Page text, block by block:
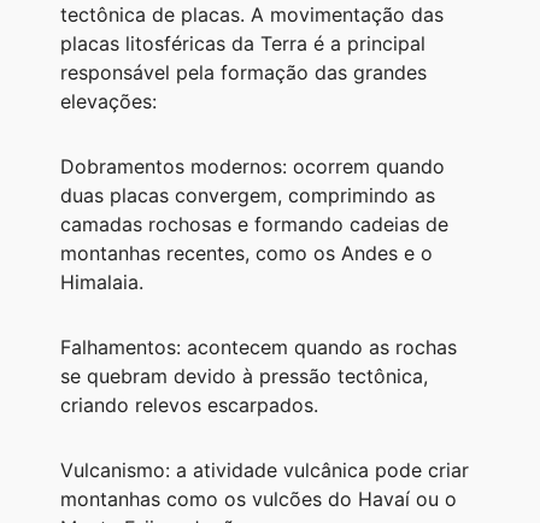
tectônica de placas. A movimentação das
placas litosféricas da Terra é a principal
responsável pela formação das grandes
elevações:
Dobramentos modernos: ocorrem quando
duas placas convergem, comprimindo as
camadas rochosas e formando cadeias de
montanhas recentes, como os Andes e o
Himalaia.
Falhamentos: acontecem quando as rochas
se quebram devido à pressão tectônica,
criando relevos escarpados.
Vulcanismo: a atividade vulcânica pode criar
montanhas como os vulcões do Havaí ou o